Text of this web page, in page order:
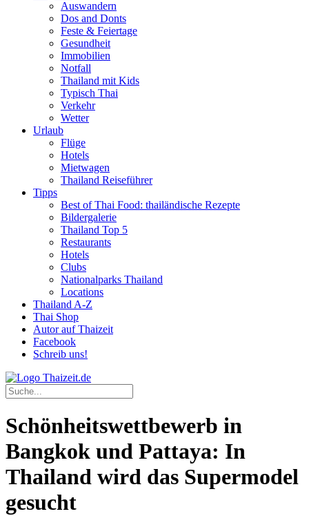
Auswandern
Dos and Donts
Feste & Feiertage
Gesundheit
Immobilien
Notfall
Thailand mit Kids
Typisch Thai
Verkehr
Wetter
Urlaub
Flüge
Hotels
Mietwagen
Thailand Reiseführer
Tipps
Best of Thai Food: thailändische Rezepte
Bildergalerie
Thailand Top 5
Restaurants
Hotels
Clubs
Nationalparks Thailand
Locations
Thailand A-Z
Thai Shop
Autor auf Thaizeit
Facebook
Schreib uns!
Schönheitswettbewerb in
Bangkok und Pattaya: In
Thailand wird das Supermodel
gesucht